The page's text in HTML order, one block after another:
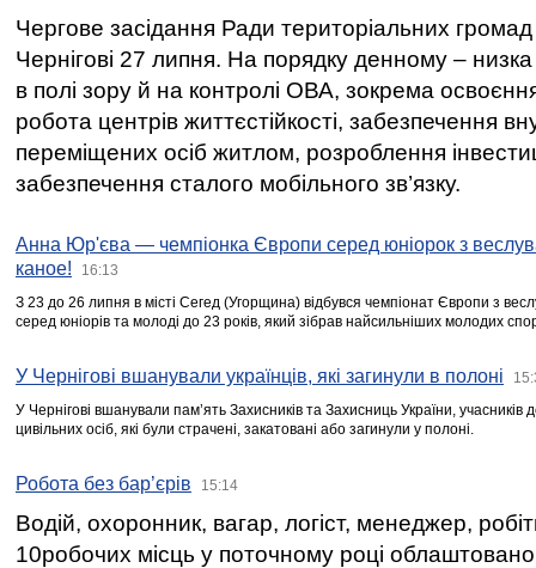
Чергове засідання Ради територіальних громад
Чернігові 27 липня. На порядку денному –
в полі зору й на контролі ОВА, зокрема освоєння
робота центрів життєстійкості, забезпечення
переміщених осіб житлом, розроблення
забезпечення сталого мобільного зв’язку.
Анна Юр'єва — чемпіонка Європи серед юніорок з
каное!
16:13
З 23 до 26 липня в місті Сегед (Угорщина) відбувся чемпіонат Європи з
серед юніорів та молоді до 23 років, який зібрав найсильніших молодих
У Чернігові вшанували українців, які загинули в полоні
У Чернігові вшанували пам’ять Захисників та Захисниць України,
цивільних осіб, які були страчені, закатовані або загинули у полоні.
Робота без бар’єрів 15:14
Водій, охоронник, вагар, логіст, менеджер,
10робочих місць у поточному році